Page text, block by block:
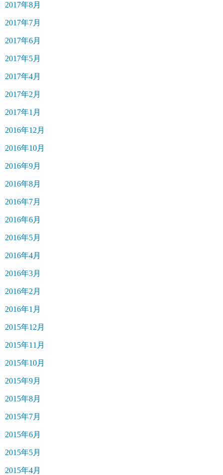
2017年8月
2017年7月
2017年6月
2017年5月
2017年4月
2017年2月
2017年1月
2016年12月
2016年10月
2016年9月
2016年8月
2016年7月
2016年6月
2016年5月
2016年4月
2016年3月
2016年2月
2016年1月
2015年12月
2015年11月
2015年10月
2015年9月
2015年8月
2015年7月
2015年6月
2015年5月
2015年4月